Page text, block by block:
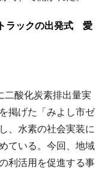
ラックの出発式 愛
酸化炭素排出量実
掲げた「みよし市ゼ
、水素の社会実装に
ている。今回、地域
利活用を促進する事